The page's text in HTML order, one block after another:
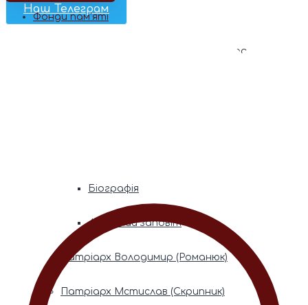
Наш Телеграм
Фонди пам’яті
Митрополита Володимира (Сабодана)
Біографія
Духовний заповіт
Патріарх Володимир (Романюк)
Патріарх Мстислав (Скрипник)